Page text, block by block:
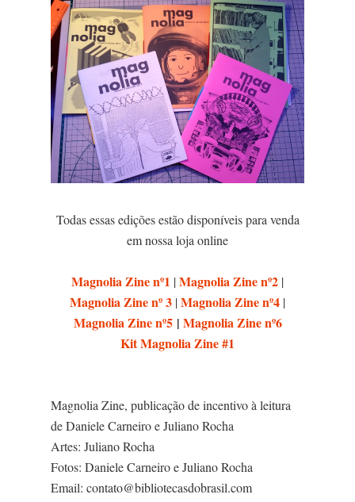
Todas essas edições estão disponíveis para venda
em nossa loja online
Magnolia Zine nº1 |Magnolia Zine nº2 |
Magnolia Zine nº 3 |Magnolia Zine nº4 |
Magnolia Zine nº5| Magnolia Zine nº6
Kit Magnolia Zine #1
Magnolia Zine, publicação de incentivo à leitura
de Daniele Carneiro e Juliano Rocha
Artes: Juliano Rocha
Fotos: Daniele Carneiro e Juliano Rocha
Email: contato@bibliotecasdobrasil.com